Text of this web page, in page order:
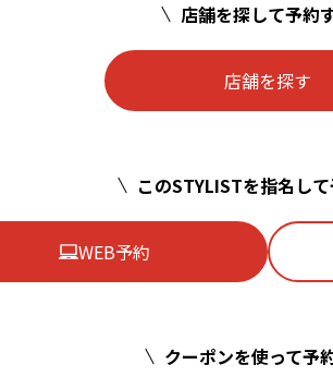
店舗を探して予約
店舗を探す
このSTYLISTを指名し
WEB予約
クーポンを使って予